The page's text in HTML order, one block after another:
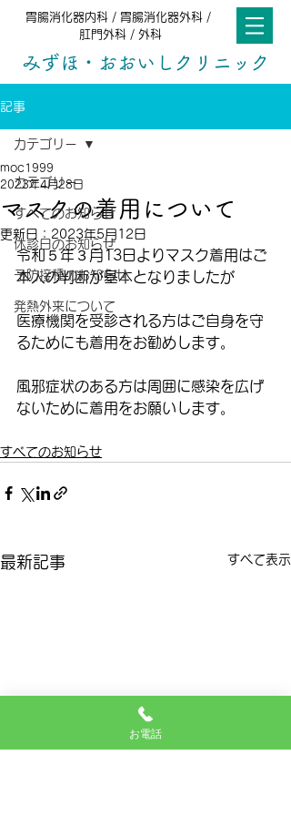
胃腸消化器内科 / 胃腸消化器外科 /
肛門外科 / 外科
みずほ・おおいしクリニック
記事
カテゴリー
すべてのお知らせ
休診日のお知らせ
予防接種のお知らせ
発熱外来について
カテゴリー
マスクの着用について
moc1999
2023年4月28日
更新日： 2023年5月12日
令和５年３月13日よりマスク着用はご
本人の判断が基本となりましたが
医療機関を受診される方はご自身を守
るためにも着用をお勧めします。
風邪症状のある方は周囲に感染を広げ
ないために着用をお願いします。
すべてのお知らせ
最新記事 すべて表示
お電話